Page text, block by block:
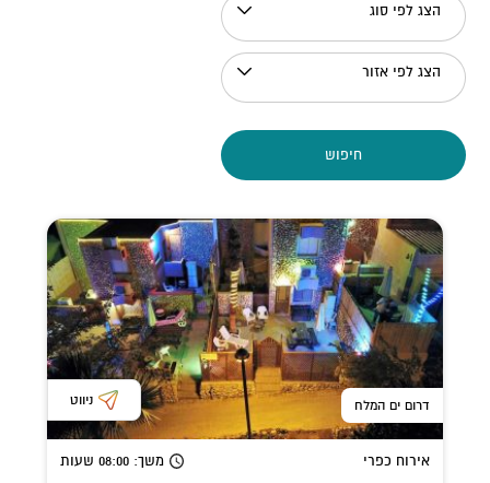
הצג לפי סוג
הצג לפי אזור
חיפוש
דרום ים המלח ניווט
אירוח כפרי משך: 08:00 שעות